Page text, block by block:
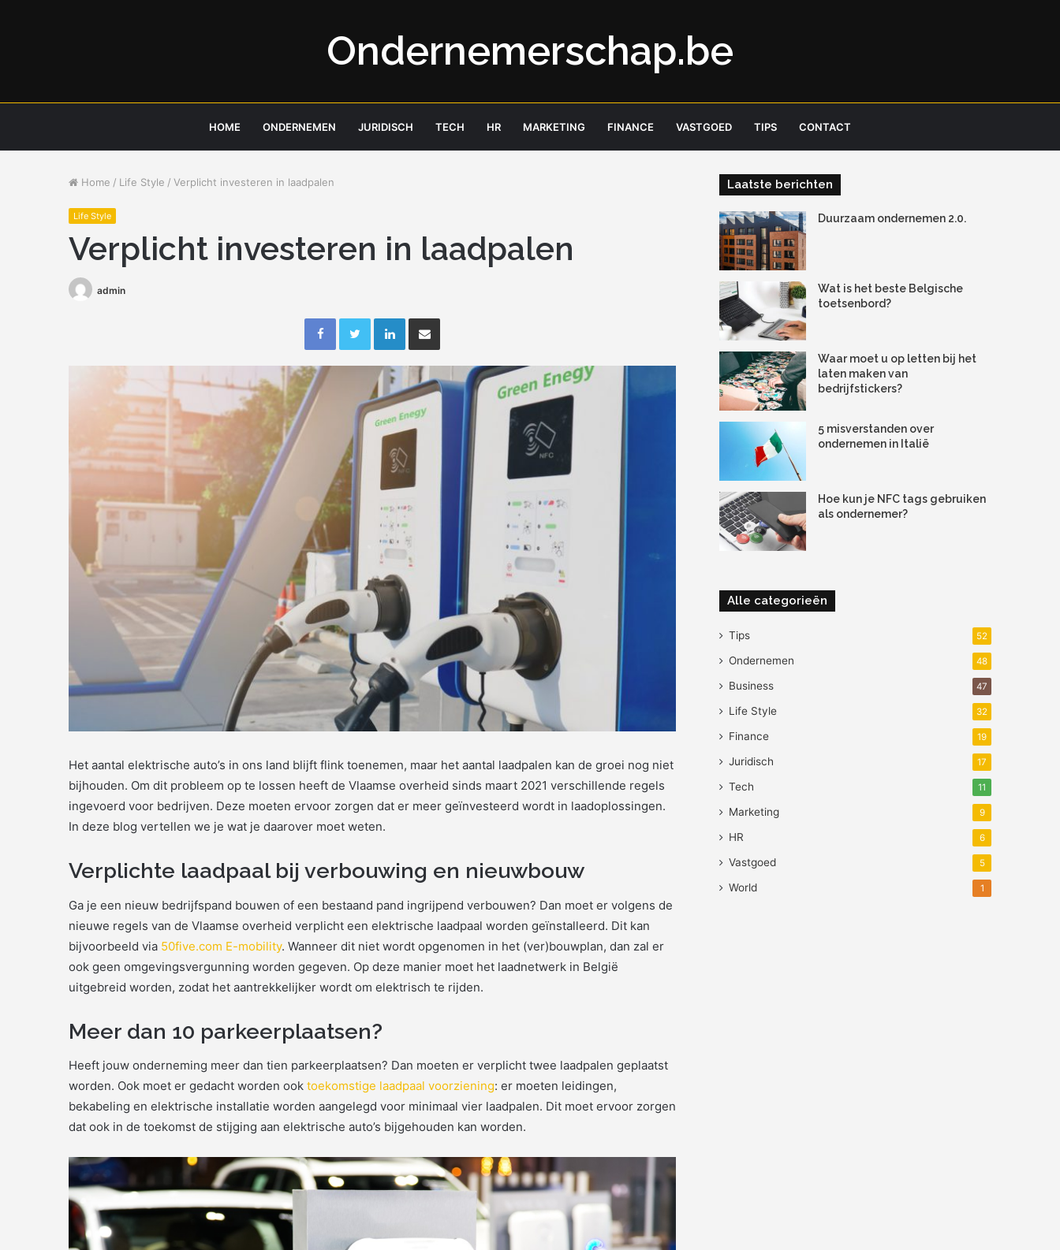
Ondernemerschap.be
HOME ONDERNEMEN JURIDISCH TECH HR MARKETING FINANCE VASTGOED TIPS CONTACT
Home / Life Style / Verplicht investeren in laadpalen
Life Style
Verplicht investeren in laadpalen
admin
FacebookTwitterLinkedInDeel via e-mail
Het aantal elektrische auto’s in ons land blijft flink toenemen, maar het aantal laadpalen kan de groei nog niet
bijhouden. Om dit probleem op te lossen heeft de Vlaamse overheid sinds maart 2021 verschillende regels
ingevoerd voor bedrijven. Deze moeten ervoor zorgen dat er meer geïnvesteerd wordt in laadoplossingen.
In deze blog vertellen we je wat je daarover moet weten.
Verplichte laadpaal bij verbouwing en nieuwbouw
Ga je een nieuw bedrijfspand bouwen of een bestaand pand ingrijpend verbouwen? Dan moet er volgens de
nieuwe regels van de Vlaamse overheid verplicht een elektrische laadpaal worden geïnstalleerd. Dit kan
bijvoorbeeld via 50five.com E-mobility. Wanneer dit niet wordt opgenomen in het (ver)bouwplan, dan zal er
ook geen omgevingsvergunning worden gegeven. Op deze manier moet het laadnetwerk in België
uitgebreid worden, zodat het aantrekkelijker wordt om elektrisch te rijden.
Meer dan 10 parkeerplaatsen?
Heeft jouw onderneming meer dan tien parkeerplaatsen? Dan moeten er verplicht twee laadpalen geplaatst
worden. Ook moet er gedacht worden ook toekomstige laadpaal voorziening: er moeten leidingen,
bekabeling en elektrische installatie worden aangelegd voor minimaal vier laadpalen. Dit moet ervoor zorgen
dat ook in de toekomst de stijging aan elektrische auto’s bijgehouden kan worden.
Laatste berichten
Duurzaam ondernemen 2.0.
Wat is het beste Belgische
toetsenbord?
Waar moet u op letten bij het
laten maken van
bedrijfstickers?
5 misverstanden over
ondernemen in Italië
Hoe kun je NFC tags gebruiken
als ondernemer?
Alle categorieën
Tips 52
Ondernemen 48
Business 47
Life Style 32
Finance 19
Juridisch 17
Tech 11
Marketing 9
HR 6
Vastgoed 5
World 1